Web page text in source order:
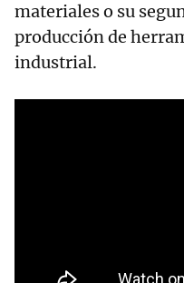
materiales o su
producción de
industrial.